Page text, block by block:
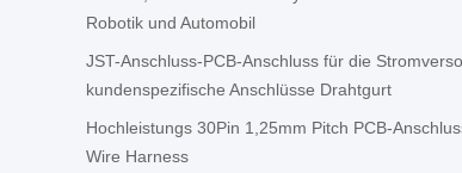
Robotik und Automobil
JST-Anschluss-PCB-Anschluss für die
kundenspezifische Anschlüsse Drahtgurt
Hochleistungs 30Pin 1,25mm Pitch PCB-
Wire Harness